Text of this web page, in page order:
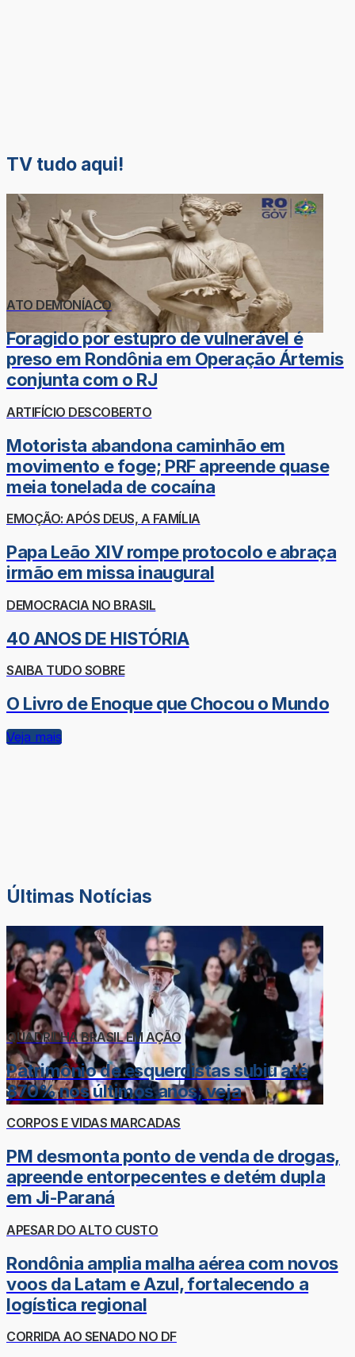
TV tudo aqui!
ATO DEMONÍACO
Foragido por estupro de vulnerável é
preso em Rondônia em Operação Ártemis
conjunta com o RJ
ARTIFÍCIO DESCOBERTO
Motorista abandona caminhão em
movimento e foge; PRF apreende quase
meia tonelada de cocaína
EMOÇÃO: APÓS DEUS, A FAMÍLIA
Papa Leão XIV rompe protocolo e abraça
irmão em missa inaugural
DEMOCRACIA NO BRASIL
40 ANOS DE HISTÓRIA
SAIBA TUDO SOBRE
O Livro de Enoque que Chocou o Mundo
Veja mais
Últimas Notícias
QUADRILHA BRASIL EM AÇÃO
Patrimônio de esquerdistas subiu até
870% nos últimos anos; veja
CORPOS E VIDAS MARCADAS
PM desmonta ponto de venda de drogas,
apreende entorpecentes e detém dupla
em Ji-Paraná
APESAR DO ALTO CUSTO
Rondônia amplia malha aérea com novos
voos da Latam e Azul, fortalecendo a
logística regional
CORRIDA AO SENADO NO DF